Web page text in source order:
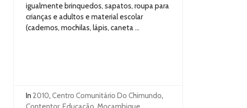
igualmente brinquedos, sapatos, roupa para
crianças e adultos e material escolar
(cadernos, mochilas, lápis, caneta ...
In 2010, Centro Comunitário Do Chimundo,